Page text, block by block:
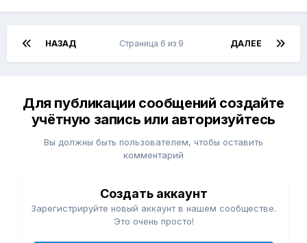
НАЗАД ДАЛЕЕ
Страница 6 из 9
Для публикации сообщений создайте
учётную запись или авторизуйтесь
Вы должны быть пользователем, чтобы оставить
комментарий
Создать аккаунт
Зарегистрируйте новый аккаунт в нашем сообществе.
Это очень просто!